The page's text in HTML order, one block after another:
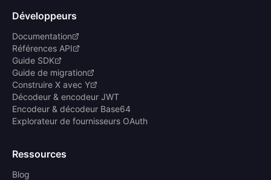
Développeurs
Documentation
Références API
Guide SDK
Guide de migration
Construire X avec Y
Décodeur & encodeur JWT
Encodeur & décodeur Base64
Explorateur de fournisseurs OAuth
Ressources
Blog